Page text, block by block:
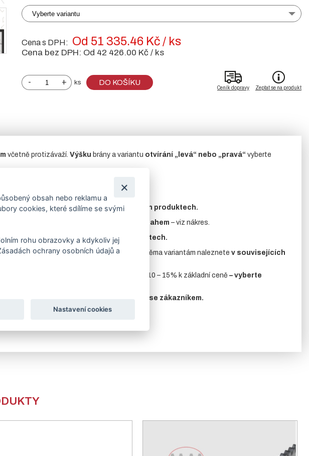
Vyberte variantu
Cena s DPH: Od 51 335.46 Kč / ks
Cena bez DPH: Od 42 426.00 Kč / ks
- + ks DO KOŠÍKU
Ceník dopravy Zeptat se na produkt
včetně protizávaží. Výšku brány a variantu otvírání „levá“ nebo „pravá“ vyberte
brány.
dorazový sloupnaleznetev souvisejících produktech.
bez přesahu, nebo s přesahem – viz nákres.
brány, naleznetev souvisejících produktech.
pohonu nebo ručně.Příslušenství k oběma variantám naleznete v souvisejících
visacím zámkem.
za příplatek 10 – 15% k základní ceně – vyberte
brány jsou vždy předem konzultovány se zákazníkem.
obsah nebo reklamu a
cookies, které sdílíme se svými
rohu obrazovky a kdykoliv jej
ochrany osobních údajů a
Nastavení cookies